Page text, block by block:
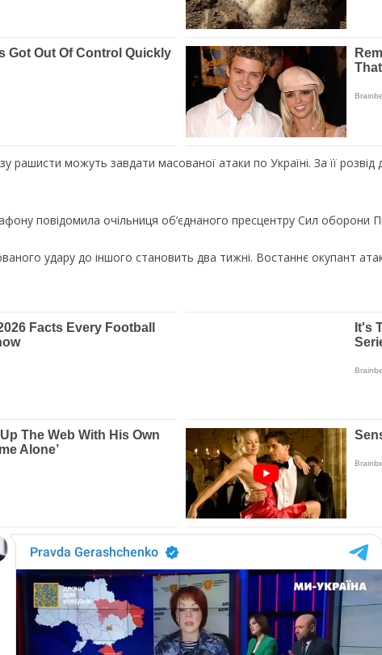
рашисти можуть завдати масованої атаки по Україні. За її
повідомила очільниця об’єднаного пресцентру Сил оборони
удару до іншого становить два тижні. Востаннє окупант